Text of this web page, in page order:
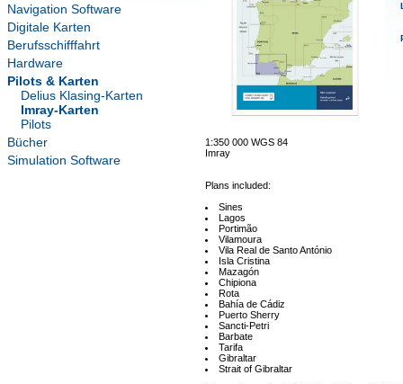
Navigation Software
Digitale Karten
Berufsschifffahrt
Hardware
Pilots & Karten
Delius Klasing-Karten
Imray-Karten
Pilots
Bücher
Simulation Software
1:350 000 WGS 84
Imray
Plans included:
Sines
Lagos
Portimão
Vilamoura
Vila Real de Santo António
Isla Cristina
Mazagón
Chipiona
Rota
Bahía de Cádiz
Puerto Sherry
Sancti-Petri
Barbate
Tarifa
Gibraltar
Strait of Gibraltar